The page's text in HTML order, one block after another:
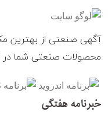
آگهی صنعتی از بهترین
محصولات صنعتی شما در
خبرنامه هفتگی